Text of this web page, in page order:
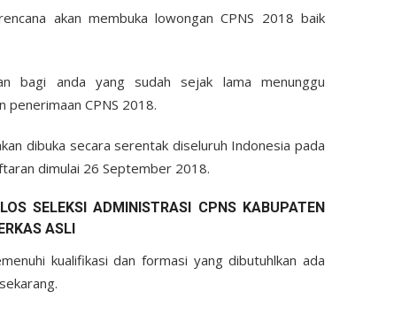
akan membuka lowongan CPNS 2018 baik
bagi anda yang sudah sejak lama menunggu
CPNS 2018.
dibuka secara serentak diseluruh Indonesia pada
dimulai 26 September 2018.
SELEKSI ADMINISTRASI CPNS KABUPATEN
ASLI
kualifikasi dan formasi yang dibutuhlkan ada